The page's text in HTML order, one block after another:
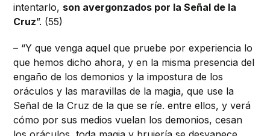
intentarlo, son avergonzados por la Señal de la
Cruz”. (55)
– “Y que venga aquel que pruebe por experiencia lo
que hemos dicho ahora, y en la misma presencia del
engaño de los demonios y la impostura de los
oráculos y las maravillas de la magia, que use la
Señal de la Cruz de la que se ríe. entre ellos, y verá
cómo por sus medios vuelan los demonios, cesan